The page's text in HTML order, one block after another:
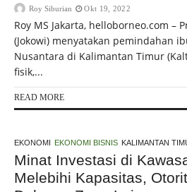
Roy Siburian Okt 19, 2022
Roy MS Jakarta, helloborneo.com –
(Jokowi) menyatakan pemindahan
Nusantara di Kalimantan Timur
fisik,...
READ MORE
EKONOMI EKONOMI BISNIS KALIMANTAN
Minat Investasi di
Melebihi Kapasitas,